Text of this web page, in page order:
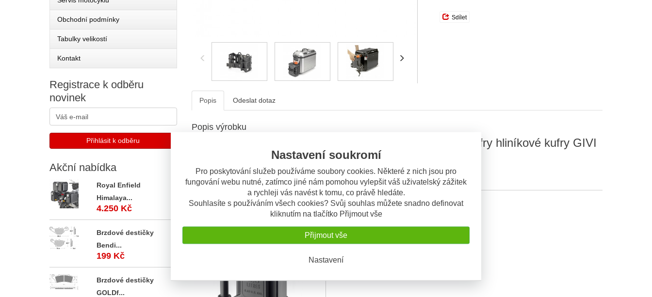
Nastavení soukromí
Pro poskytování služeb používáme soubory cookies. Některé z nich jsou pro
fungování webu nutné, zatímco jiné nám pomohou vylepšit váš uživatelský zážitek
a rychleji vás navést k tomu, co právě hledáte.
Souhlasíte s používáním všech cookies? Svůj souhlas můžete snadno definovat
kliknutím na tlačítko Přijmout vše
Přijmout vše
Nastavení
Sdílet
Popis Odeslat dotaz
Popis výrobku
Plastový držák E 205 plastového kanystru TAN 01 na kufry hliníkové kufry GIVI
TREKKER OUTBACK
Nerezový držák kanystru TAN01
Kanystr není součástí této nabídky, kupte samostatně
S tímto výrobkem si ostatní také objednávají
OBV. 3 DNY
Obchodní podmínky
Tabulky velikostí
Kontakt
Registrace k odběru
novinek
Akční nabídka
Royal Enfield
Himalaya...
4.250 Kč
Brzdové destičky
Bendi...
199 Kč
Brzdové destičky
GOLDf...